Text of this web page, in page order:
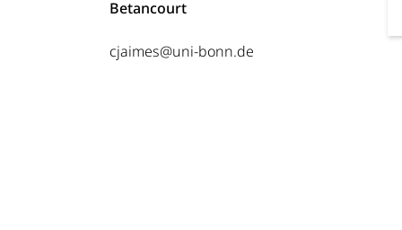
Betancourt
cjaimes@uni-bonn.de